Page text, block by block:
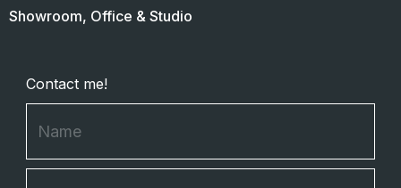
Showroom, Office & Studio
Contact me!